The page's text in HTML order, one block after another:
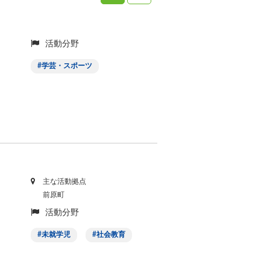
活動分野
学芸・スポーツ
主な活動拠点
前原町
活動分野
未就学児 社会教育